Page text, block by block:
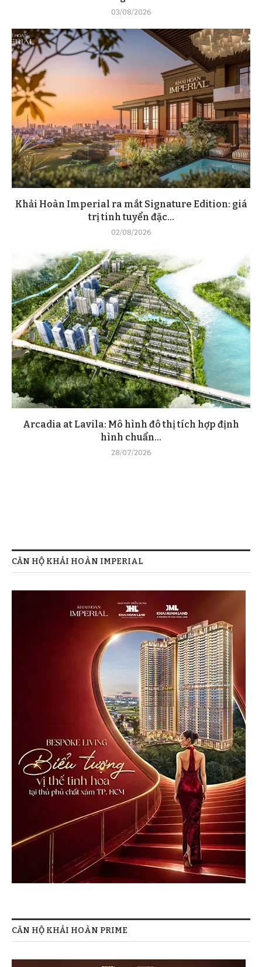
03/08/2026
Khải Hoàn Imperial ra mắt Signature Edition: giá
trị tinh tuyển đặc...
02/08/2026
Arcadia at Lavila: Mô hình đô thị tích hợp định
hình chuẩn...
28/07/2026
CĂN HỘ KHẢI HOÀN IMPERIAL
CĂN HỘ KHẢI HOÀN PRIME